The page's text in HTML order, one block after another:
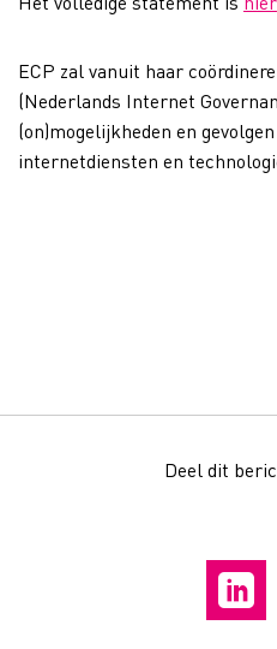
ECP zal vanuit haar
(Nederlands Internet
(on)mogelijkheden en
internetdiensten en
Deel dit